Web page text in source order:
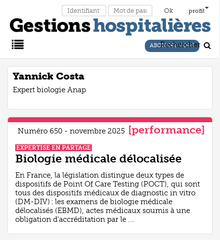
profil
Main
Menu
ABONNEZ-VOUS
Rechercher
Yannick Costa
Expert biologie Anap
Numéro 650 - novembre 2025 [performance]
EXPERTISE EN PARTAGE
Biologie médicale délocalisée
En France, la législation distingue deux types de
dispositifs de Point Of Care Testing (POCT), qui sont
tous des dispositifs médicaux de diagnostic in vitro
(DM-DIV) : les examens de biologie médicale
délocalisés (EBMD), actes médicaux soumis à une
obligation d’accréditation par le ...